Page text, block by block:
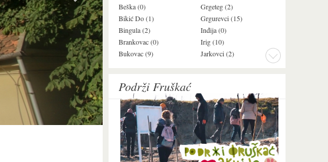
Beška (0)
Bikić Do (1)
Bingula (2)
Brankovac (0)
Bukovac (9)
Grgeteg (2)
Grgurevci (15)
Inđija (0)
Irig (10)
Jarkovci (2)
Podrži Fruškać